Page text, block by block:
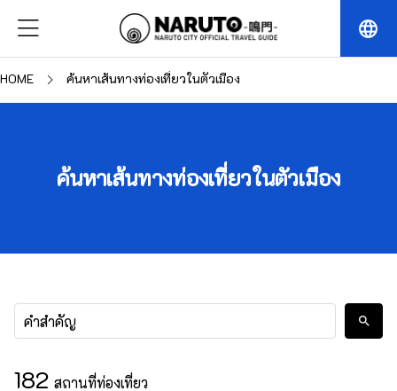
language
HOME ค้นหาเส้นทางท่องเที่ยวในตัวเมือง
ค้นหาเส้นทางท่องเที่ยวในตัวเมือง
search
182 สถานที่ท่องเที่ยว